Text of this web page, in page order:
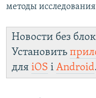
методы
Новости без
Установить
для iOS і Android.